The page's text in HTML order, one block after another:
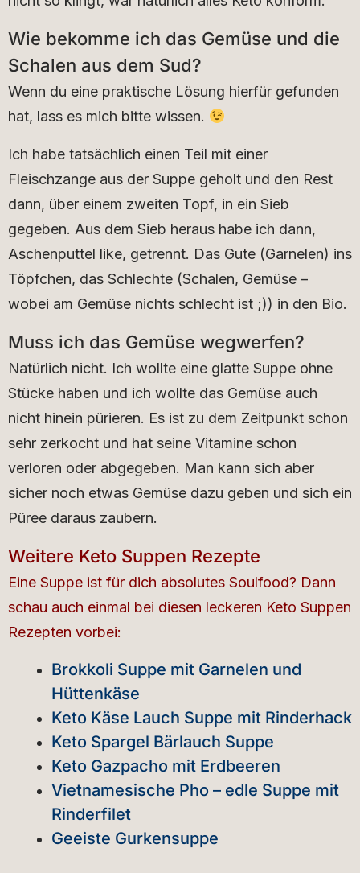
Wie bekomme ich das Gemüse und die
Schalen aus dem Sud?
Wenn du eine praktische Lösung hierfür gefunden
hat, lass es mich bitte wissen.
Ich habe tatsächlich einen Teil mit einer
Fleischzange aus der Suppe geholt und den Rest
dann, über einem zweiten Topf, in ein Sieb
gegeben. Aus dem Sieb heraus habe ich dann,
Aschenputtel like, getrennt. Das Gute (Garnelen) ins
Töpfchen, das Schlechte (Schalen, Gemüse –
wobei am Gemüse nichts schlecht ist ;)) in den Bio.
Muss ich das Gemüse wegwerfen?
Natürlich nicht. Ich wollte eine glatte Suppe ohne
Stücke haben und ich wollte das Gemüse auch
nicht hinein pürieren. Es ist zu dem Zeitpunkt schon
sehr zerkocht und hat seine Vitamine schon
verloren oder abgegeben. Man kann sich aber
sicher noch etwas Gemüse dazu geben und sich ein
Püree daraus zaubern.
Weitere Keto Suppen Rezepte
Eine Suppe ist für dich absolutes Soulfood? Dann
schau auch einmal bei diesen leckeren Keto Suppen
Rezepten vorbei:
Brokkoli Suppe mit Garnelen und
Hüttenkäse
Keto Käse Lauch Suppe mit Rinderhack
Keto Spargel Bärlauch Suppe
Keto Gazpacho mit Erdbeeren
Vietnamesische Pho – edle Suppe mit
Rinderfilet
Geeiste Gurkensuppe